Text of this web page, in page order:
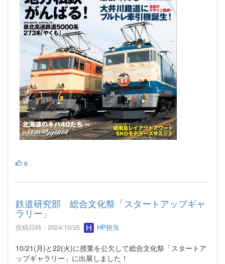
6
鉄道研究部 総合文化祭「スタートアップギャ
ラリー」
投稿日時 : 2024/10/25 HP担当
10/21(月)と22(火)に授業を公欠して総合文化祭「スタートア
ップギャラリー」に出展しました！